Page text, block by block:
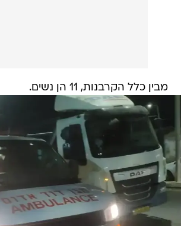
מבין כלל הקרבנות, 11 הן נשים.